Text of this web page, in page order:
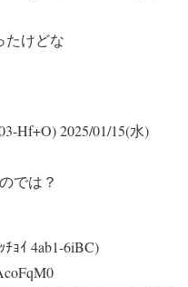
たけどな
Hf+O)2025/01/15(水)
では？
ｮｲ 4ab1-6iBC)